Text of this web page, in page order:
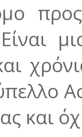
και